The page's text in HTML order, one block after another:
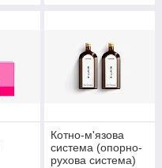
Котно-м'язова
система (опорно-
рухова система)